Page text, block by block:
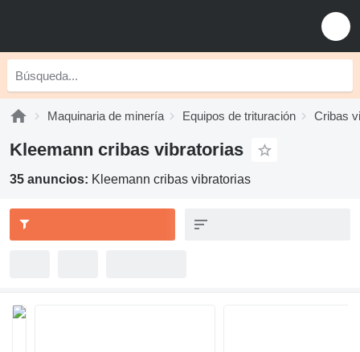
Maquinaria de minería Equipos de trituración Cribas
Kleemann cribas vibratorias
35 anuncios: Kleemann cribas vibratorias